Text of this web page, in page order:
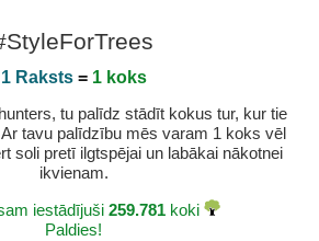
1 Raksts= 1 koks
tu palīdz stādīt kokus tur, kur tie
tavu palīdzību mēs varam 1 koks vēl
soli pretī ilgtspējai un labākai nākotnei
ikvienam.
iestādījuši 259.781 koki
Paldies!